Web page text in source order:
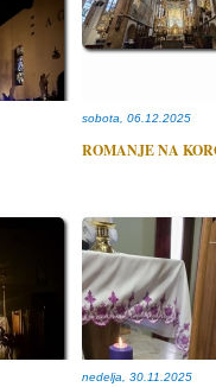
sobota, 06.12.2025
ROMANJE NA
nedelja, 30.11.2025